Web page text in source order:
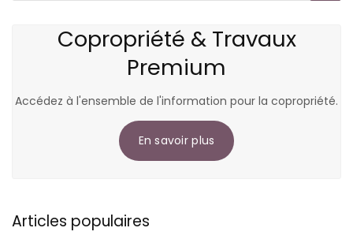
Copropriété & Travaux
Premium
Accédez à l'ensemble de l'information pour la copropriété.
En savoir plus
Articles populaires